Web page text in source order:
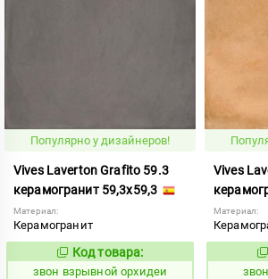
Популярно у дизайнеров!
Vives Laverton Grafito 59.3
керамогранит 59,3x59,3
Материал:
Керамогранит
454939
Код товара:
звон взрывной орхидеи
Vives
Материал: